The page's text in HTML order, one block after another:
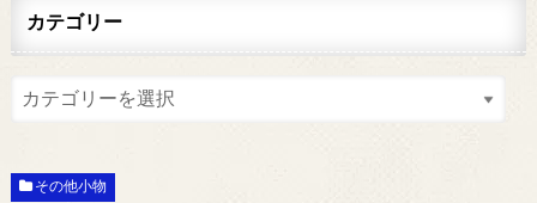
カテゴリー
その他小物